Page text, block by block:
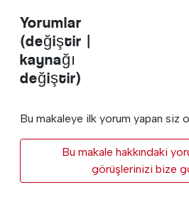
Yorumlar
(değiştir |
kaynağı
değiştir)
Bu makaleye ilk yorum yapan siz
Bu makale hakkındaki
görüşlerinizi bize